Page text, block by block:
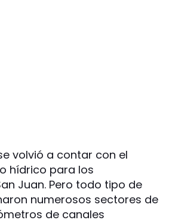
volvió a contar con el
hídrico para los
Juan. Pero todo tipo de
numerosos sectores de
de canales